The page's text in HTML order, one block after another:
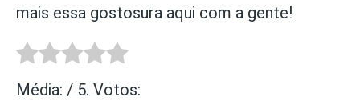
mais essa gostosura aqui com a gente!
Média: / 5. Votos: